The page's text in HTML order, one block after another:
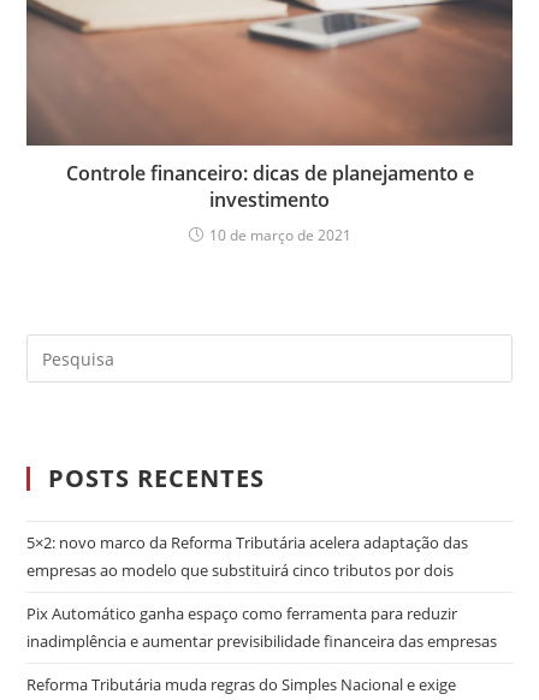
Controle financeiro: dicas de planejamento e
investimento
10 de março de 2021
POSTS RECENTES
5×2: novo marco da Reforma Tributária acelera adaptação das
empresas ao modelo que substituirá cinco tributos por dois
Pix Automático ganha espaço como ferramenta para reduzir
inadimplência e aumentar previsibilidade financeira das empresas
Reforma Tributária muda regras do Simples Nacional e exige